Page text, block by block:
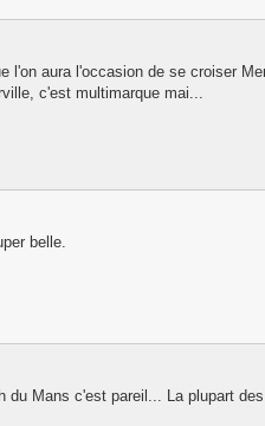
l'on aura l'occasion de se croiser
c'est multimarque mai...
belle.
Mans c'est pareil... La plupart